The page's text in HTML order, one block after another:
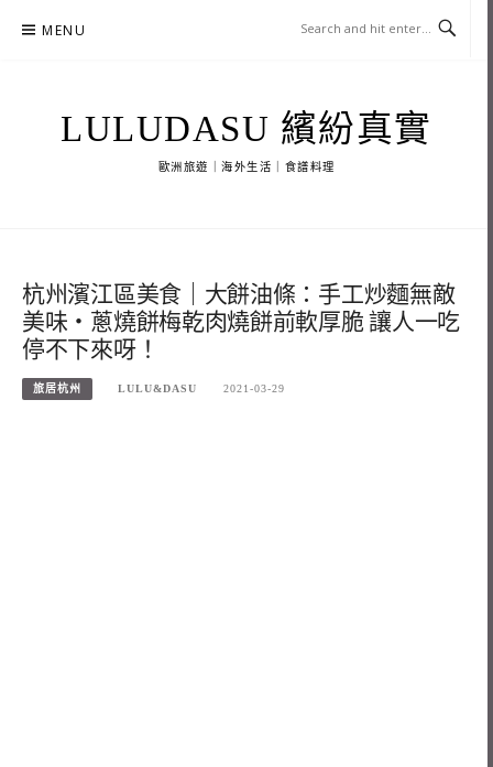
MENU
LULUDASU 繽紛真實
歐洲旅遊｜海外生活｜食譜料理
杭州濱江區美食｜大餅油條：手工炒麵無敵
美味・蔥燒餅梅乾肉燒餅前軟厚脆 讓人一吃
停不下來呀！
旅居杭州 LULU&DASU 2021-03-29